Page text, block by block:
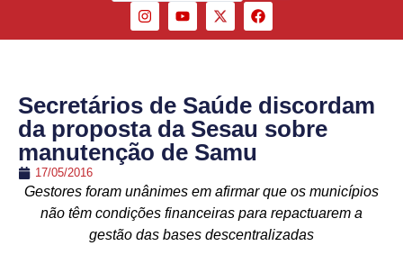
Secretários de Saúde discordam
da proposta da Sesau sobre
manutenção de Samu
17/05/2016
Gestores foram unânimes em afirmar que os municípios
não têm condições financeiras para repactuarem a
gestão das bases descentralizadas